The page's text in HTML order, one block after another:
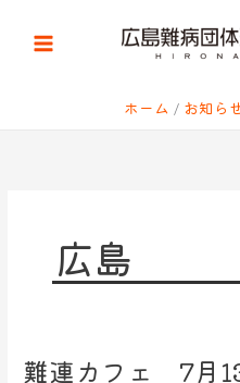
ホーム お知ら
広島
難連カフェ 7月
難